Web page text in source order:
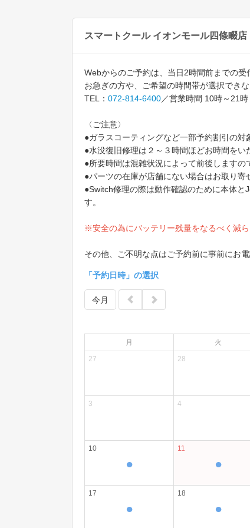
スマートクール イオンモール四條畷
Webからのご予約は、当日2時間前までの受
お急ぎの方や、ご希望の時間帯が選択でき
TEL： 072-814-6400／営業時間 10時～21時
〈ご注意〉
●ガラスコーティングなど一部予約割引の
●水没復旧修理は２～３時間ほどお時間をい
●所要時間は混雑状況によって前後しますの
●パーツの在庫が店舗にない場合はお取り寄
●Switch修理の際は動作確認のために本体
す。
※安全の為にバッテリー残量をなるべく減
その他、ご不明な点はご予約前に事前にお電
「予約日時」の選択
今月
月 火
27
28
3 4
10
●
11
●
17
●
18
●